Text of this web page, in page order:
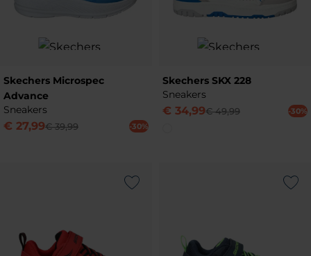
Skechers Microspec
Advance
Sneakers
€ 27,99€ 39,99 -30%
Skechers SKX 228
Sneakers
€ 34,99€ 49,99 -30%
Add to Wishlist Add to